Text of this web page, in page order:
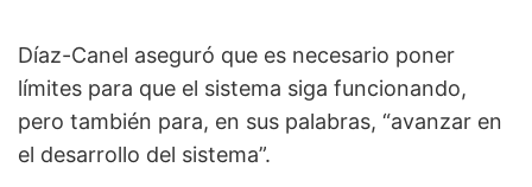
Díaz-Canel aseguró que es necesario poner
límites para que el sistema siga funcionando,
pero también para, en sus palabras, “avanzar en
el desarrollo del sistema”.